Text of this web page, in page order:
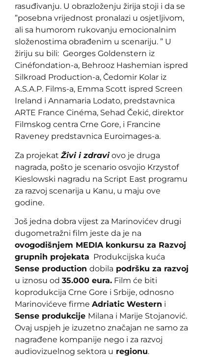
rasuđivanju. U obrazloženju žirija stoji i da se
”posebna vrijednost pronalazi u osjetljivom,
ali sa humorom rukovanju emocionalnim
složenostima obrađenim u scenariju. ” U
žiriju su bili: Georges Goldenstern iz
Cinéfondation-a, Behrooz Hashemian ispred
Silkroad Production-a, Čedomir Kolar iz
A.S.A.P. Films-a, Emma Scott ispred Screen
Ireland i Annamaria Lodato, predstavnica
ARTE France Cinéma, Sehad Čekić, direktor
Filmskog centra Crne Gore, i Francine
Raveney predstavnica Euroimages-a.
Za projekat Živi i zdraviovo je druga
nagrada, pošto je scenario osvojio Krzystof
Kieslowski nagradu na Script East programu
za razvoj scenarija u Kanu, u maju ove
godine.
Još jedna dobra vijest za Marinovićev drugi
dugometražni film jeste da je na
ovogodišnjem MEDIA konkursu za Razvoj
grupnih projekata Produkcijska kuća
Sense production dobila podršku za razvoj
u iznosu od 35.000 eura. Film će biti
koprodukcija Crne Gore i Srbije, odnosno
Marinovićeve firme Adriatic Western i
Sense produkcije Milana i Marije Stojanović.
Ovaj uspjeh je izuzetno značajan ne samo za
nagrađene kompanije nego i za razvoj
audiovizuelnog sektora u regionu.